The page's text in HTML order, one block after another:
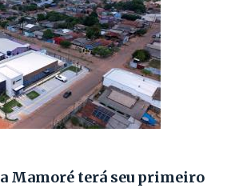
Mamoré terá seu primeiro